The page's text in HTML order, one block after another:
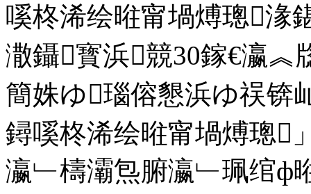
嗘柊浠绘暀甯堝煿璁湪
潵鑷寳浜競30鎵€瀛︽
簡姝ゆ瑙傛懇浜ゆ祦锛
鐞嗘柊浠绘暀甯堝煿璁
瀛﹂檮灞炰腑瀛﹂珮绾ф